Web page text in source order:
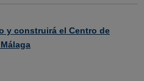
y construirá el Centro de